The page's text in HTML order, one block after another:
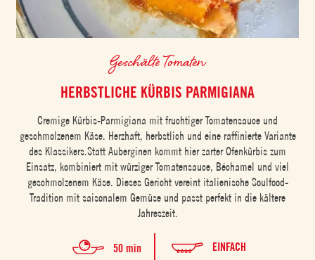
Geschälte Tomaten
HERBSTLICHE KÜRBIS PARMIGIANA
Cremige Kürbis-Parmigiana mit fruchtiger Tomatensauce und
geschmolzenem Käse. Herzhaft, herbstlich und eine raffinierte Variante
des Klassikers.Statt Auberginen kommt hier zarter Ofenkürbis zum
Einsatz, kombiniert mit würziger Tomatensauce, Béchamel und viel
geschmolzenem Käse. Dieses Gericht vereint italienische Soulfood-
Tradition mit saisonalem Gemüse und passt perfekt in die kältere
Jahreszeit.
50 min EINFACH